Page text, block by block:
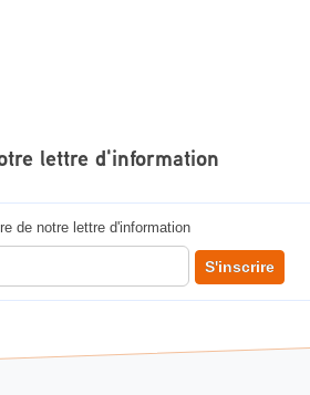
lettre d'information
de notre lettre d'information
notre lettre d'information
S'inscrire